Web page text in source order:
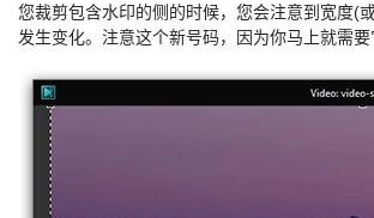
您裁剪包含水印的侧的时候，您会注意到宽度(
发生变化。注意这个新号码，因为你马上就需要